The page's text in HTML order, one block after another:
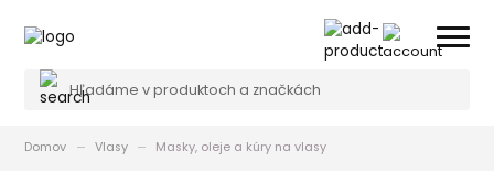
Domov Vlasy Masky, oleje a kúry na vlasy